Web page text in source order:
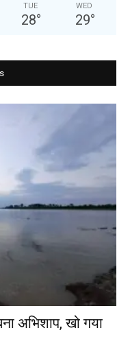
TUE
28°
WED
29°
अभिशाप, खो गया